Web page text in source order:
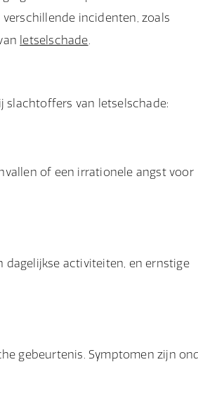
incidenten, zoals
letselschade.
slachtoffers van letselschade:
of een irrationele angst voor
dagelijkse activiteiten, en ernstige
gebeurtenis. Symptomen zijn